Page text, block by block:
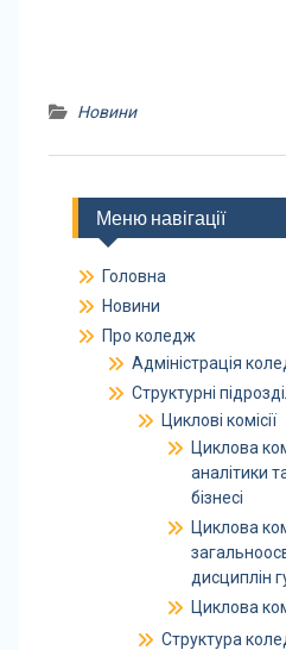
Новини
Меню навігації
Головна
Новини
Про коледж
Адміністрація
Структурні
Циклові комісії
Циклова
аналітики
бізнесі
Циклова
дисциплін
Циклова
Структура